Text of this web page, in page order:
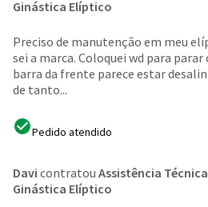
Ginástica Elíptico
Preciso de manutenção em meu
sei a marca. Coloquei wd para
barra da frente parece estar
de tanto...
Pedido atendido
Davi contratou Assistência
Ginástica Elíptico